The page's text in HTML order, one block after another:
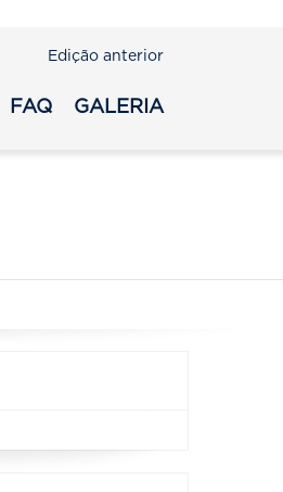
Edição anterior
FAQ GALERIA